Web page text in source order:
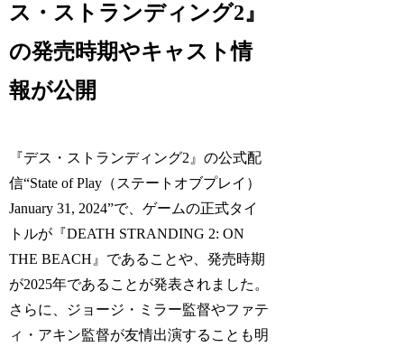
ス・ストランディング2』
の発売時期やキャスト情
報が公開
『デス・ストランディング2』の公式配
信“State of Play（ステートオブプレイ）
January 31, 2024”で、ゲームの正式タイ
トルが『DEATH STRANDING 2: ON
THE BEACH』であることや、発売時期
が2025年であることが発表されました。
さらに、ジョージ・ミラー監督やファテ
ィ・アキン監督が友情出演することも明